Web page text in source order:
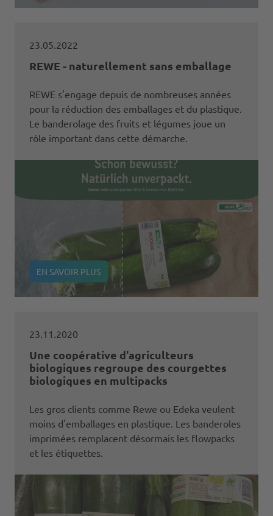
23.05.2022
REWE - naturellement sans emballage
REWE s'engage depuis de nombreuses années
pour la réduction des emballages et du plastique.
Le banderolage des fruits et légumes joue un
rôle important dans cette démarche.
EN SAVOIR PLUS
23.11.2020
Une coopérative d'agriculteurs
biologiques regroupe des courgettes
biologiques en multipacks
Les gros clients comme Rewe ou Edeka veulent
moins d'emballages en plastique. Les banderoles
imprimées remplacent désormais les flowpacks
et les étiquettes.